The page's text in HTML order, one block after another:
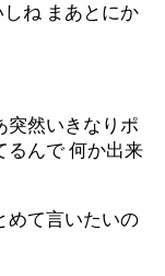
ね まあとにか
突然いきなりポ
るんで 何か出来
めて言いたいの